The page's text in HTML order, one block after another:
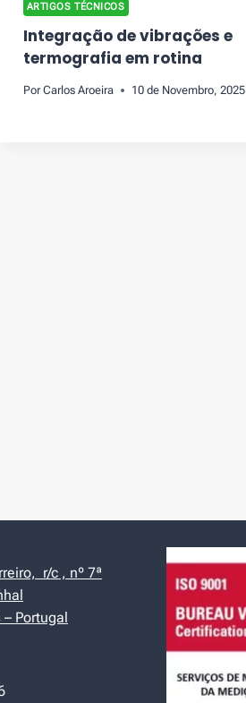
ARTIGOS TÉCNICOS
Integração de vibrações e
termografia em rotina
Por Carlos Aroeira 10 de Novembro, 2025
r/c , nº 7ª
Portugal